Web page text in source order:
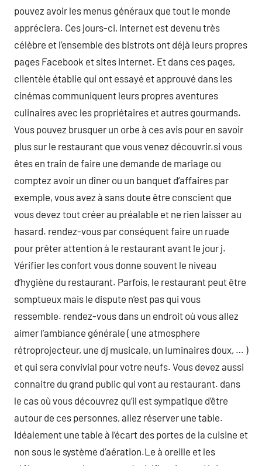
pouvez avoir les menus généraux que tout le monde
appréciera. Ces jours-ci, Internet est devenu très
célèbre et l’ensemble des bistrots ont déjà leurs propres
pages Facebook et sites internet. Et dans ces pages,
clientèle établie qui ont essayé et approuvé dans les
cinémas communiquent leurs propres aventures
culinaires avec les propriétaires et autres gourmands.
Vous pouvez brusquer un orbe à ces avis pour en savoir
plus sur le restaurant que vous venez découvrir.si vous
êtes en train de faire une demande de mariage ou
comptez avoir un dîner ou un banquet d’affaires par
exemple, vous avez à sans doute être conscient que
vous devez tout créer au préalable et ne rien laisser au
hasard. rendez-vous par conséquent faire un ruade
pour prêter attention à le restaurant avant le jour j.
Vérifier les confort vous donne souvent le niveau
d’hygiène du restaurant. Parfois, le restaurant peut être
somptueux mais le dispute n’est pas qui vous
ressemble. rendez-vous dans un endroit où vous allez
aimer l’ambiance générale ( une atmosphere
rétroprojecteur, une dj musicale, un luminaires doux, … )
et qui sera convivial pour votre neufs. Vous devez aussi
connaitre du grand public qui vont au restaurant. dans
le cas où vous découvrez qu’il est sympatique d’être
autour de ces personnes, allez réserver une table.
Idéalement une table à l’écart des portes de la cuisine et
non sous le système d’aération.Le à oreille et les